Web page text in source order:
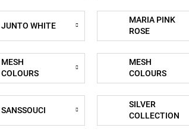
JUNTO WHITE
MARIA PINK
ROSE
MESH
COLOURS
CREAM
MESH
COLOURS
MOUNTAIN
SANSSOUCI
SILVER
COLLECTION